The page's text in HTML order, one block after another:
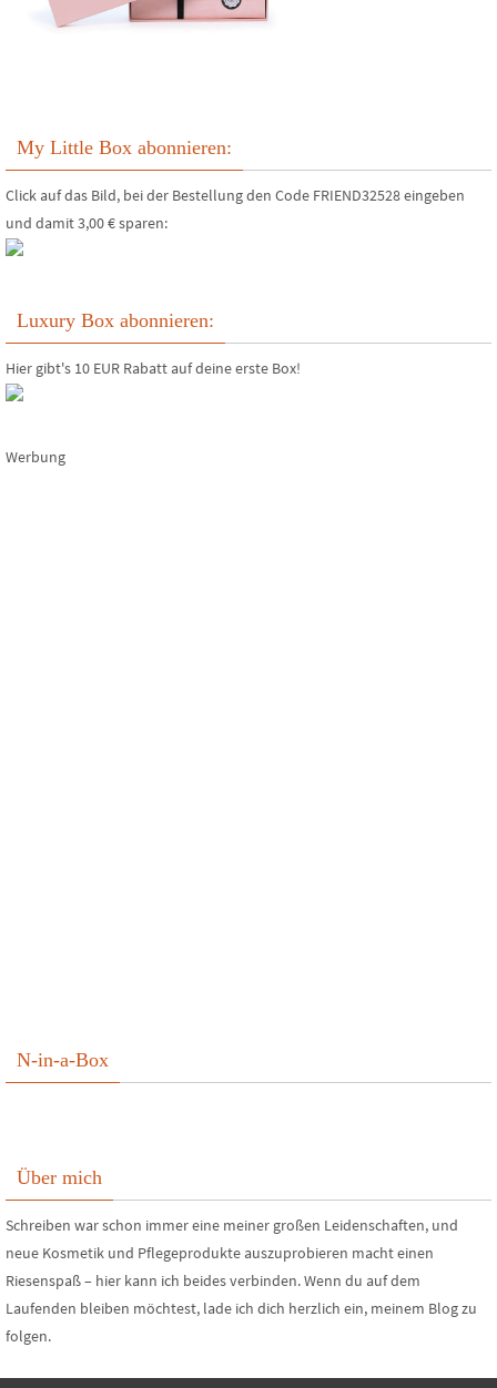
My Little Box abonnieren:
Click auf das Bild, bei der Bestellung den Code FRIEND32528 eingeben
und damit 3,00 € sparen:
Luxury Box abonnieren:
Hier gibt's 10 EUR Rabatt auf deine erste Box!
Werbung
N-in-a-Box
Über mich
Schreiben war schon immer eine meiner großen Leidenschaften, und
neue Kosmetik und Pflegeprodukte auszuprobieren macht einen
Riesenspaß – hier kann ich beides verbinden. Wenn du auf dem
Laufenden bleiben möchtest, lade ich dich herzlich ein, meinem Blog zu
folgen.